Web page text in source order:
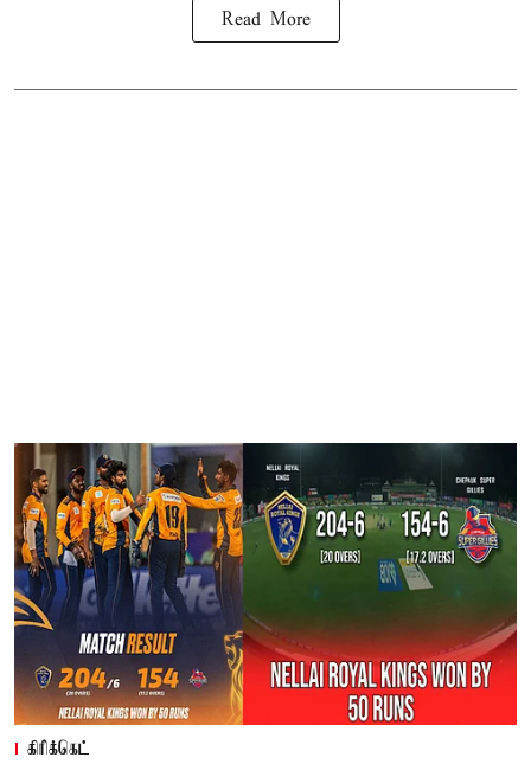
Read More
கிரிக்கெட்